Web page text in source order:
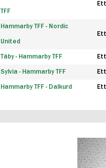
TFF
Hammarby TFF - Nordic
United
Täby - Hammarby TFF
Sylvia - Hammarby TFF
Hammarby TFF - Dalkurd